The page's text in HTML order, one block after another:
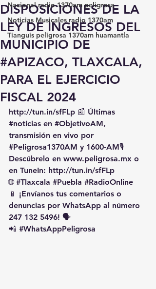
Nacional radio 1370am peligrosa
Noticias Musicales radio 1370am
Tianguis peligrosa 1370am huamantla
DISPOSICIONES DE LA
LEY DE INGRESOS DEL
MUNICIPIO DE
#APIZACO, TLAXCALA,
PARA EL EJERCICIO
FISCAL 2024
http://tun.in/sfFLp 📰 Últimas
#noticias en #ObjetivoAM,
transmisión en vivo por
#Peligrosa1370AM y 1600-AM🎙️
Descúbrelo en www.peligrosa.mx o
en TuneIn: http://tun.in/sfFLp
🌐 #Tlaxcala #Puebla #RadioOnline
📱 ¡Envíanos tus comentarios o
denuncias por WhatsApp al número
247 132 5496! 🗣️
📲 #WhatsAppPeligrosa